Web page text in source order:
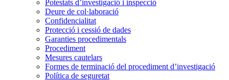
Potestats d’investigació i inspecció
Deure de col·laboració
Confidencialitat
Protecció i cessió de dades
Garanties procedimentals
Procediment
Mesures cautelars
Formes de terminació del procediment d’investigació
Política de seguretat